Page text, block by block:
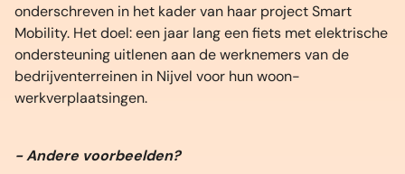
onderschreven in het kader van haar project Smart
Mobility. Het doel: een jaar lang een fiets met elektrische
ondersteuning uitlenen aan de werknemers van de
bedrijventerreinen in Nijvel voor hun woon-
werkverplaatsingen.
- Andere voorbeelden?